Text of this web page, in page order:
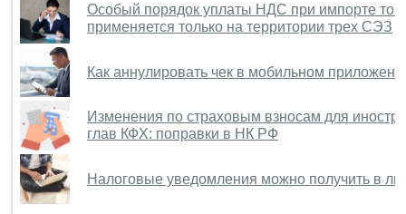
Особый порядок уплаты НДС при импорте
применяется только на территории трех СЭЗ
Как аннулировать чек в мобильном
Изменения по страховым взносам для
глав КФХ: поправки в НК РФ
Налоговые уведомления можно получить в